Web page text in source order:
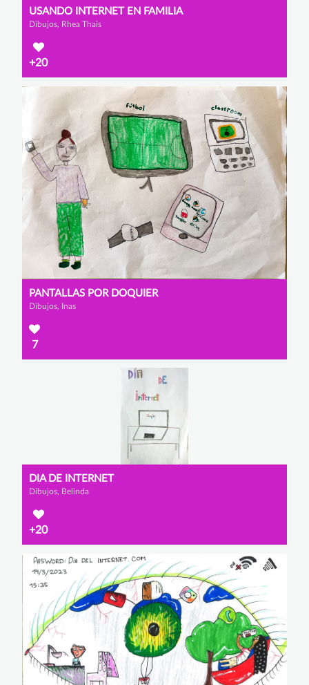
USANDO INTERNET EN FAMILIA
Dibujos, Rhea Thais
+20
PANTALLAS POR DOQUIER
Dibujos, Inas
7
DIA DE INTERNET
Dibujos, Belinda
+20